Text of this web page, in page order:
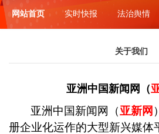
网站首页 实时快报 法治舆情
关于我们
亚洲中国新闻网（
亚洲中国新闻网（亚新网
册企业化运作的大型新兴媒体